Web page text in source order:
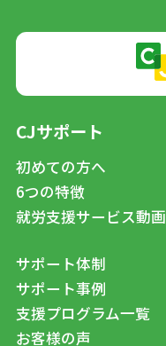
CJサポート
初めての方へ
6つの特徴
就労支援サービス動画
サポート体制
サポート事例
支援プログラム一覧
お客様の声